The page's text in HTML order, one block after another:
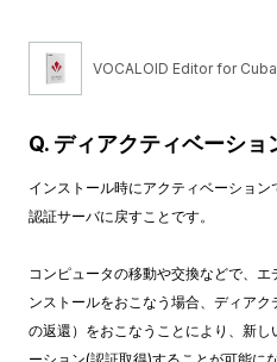
VOCALOID Editor for
Q. ディアクティベーショ
インストール時にアクティベーション
認証サーバに戻すことです。
コンピュータの移動や交換などで、
ンストールをおこなう場合、ディア
の返還）をおこなうことにより、新